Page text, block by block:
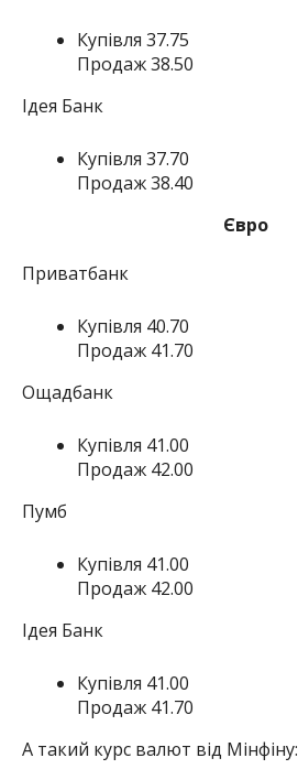
Купівля 37.75
Продаж 38.50
Ідея Банк
Купівля 37.70
Продаж 38.40
Євро
Приватбанк
Купівля 40.70
Продаж 41.70
Ощадбанк
Купівля 41.00
Продаж 42.00
Пумб
Купівля 41.00
Продаж 42.00
Ідея Банк
Купівля 41.00
Продаж 41.70
А такий курс валют від Мінфіну: